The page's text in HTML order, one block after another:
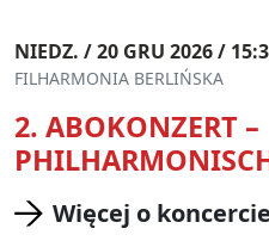
NIEDZ. / 20 GRU 2026 /
FILHARMONIA BERLIŃSKA
2. ABOKONZERT –
Więcej o koncercie